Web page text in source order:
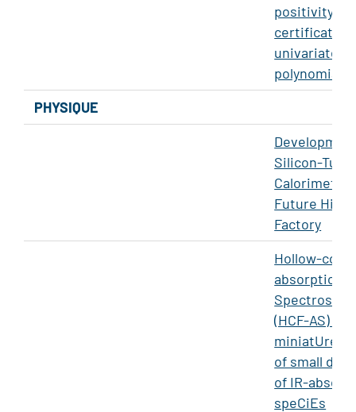
positivity
certificates
univariate
polynomials
PHYSIQUE
Silicon-
Calorimeter
Future
Factory
Hollow-
absorption
(HCF-AS) for
miniatUre
of small
of IR-
speCiEs